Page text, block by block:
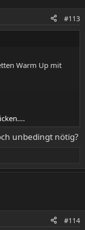
#113
Warm Up mit
die erste Band
Laune ein
unbedingt nötig?
#114